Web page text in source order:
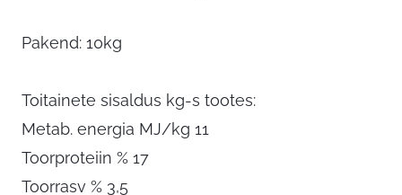
Pakend: 10kg
Toitainete sisaldus kg-s tootes:
Metab. energia MJ/kg 11
Toorproteiin % 17
Toorrasv % 3,5